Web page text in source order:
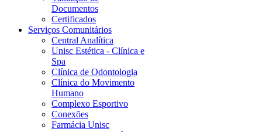
Documentos
Certificados
Serviços Comunitários
Central Analítica
Unisc Estética - Clínica e
Spa
Clínica de Odontologia
Clínica do Movimento
Humano
Complexo Esportivo
Conexões
Farmácia Unisc